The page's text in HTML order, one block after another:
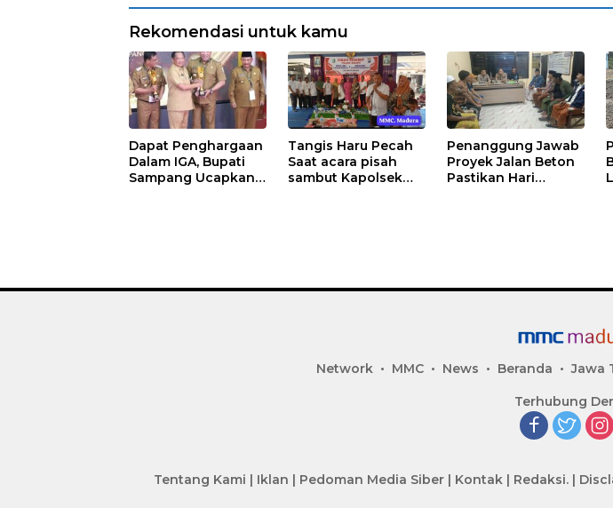
Rekomendasi untuk kamu
Dapat Penghargaan
Dalam IGA, Bupati
Sampang Ucapkan
Tangis Haru Pecah
Saat acara pisah
sambut Kapolsek
Penanggung Jawab
Proyek Jalan Beton
Pastikan Hari
Network MMC News Beranda Jawa
Terhubung
Tentang Kami | Iklan | Pedoman Media Siber| Kontak| Redaksi.|